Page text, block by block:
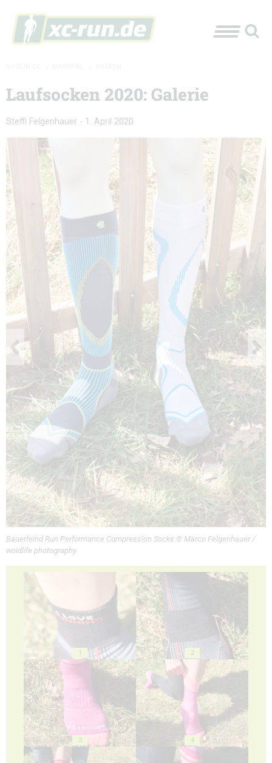
Laufsocken 2020: Galerie
Steffi Felgenhauer - 1. April 2020
Bauerfeind Run Performance Compression Socks © Marco Felgenhauer /
woidlife photography
1 2
3 4